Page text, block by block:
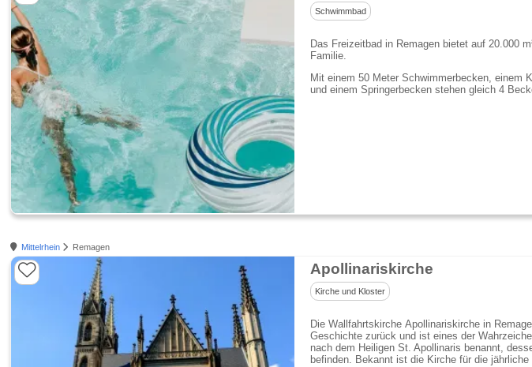
Schwimmbad
Das Freizeitbad in Remagen bietet auf 20.000
Familie.
Mit einem 50 Meter Schwimmerbecken, einem
und einem Springerbecken stehen gleich 4
Mittelrhein Remagen
Apollinariskirche
Kirche und Kloster
Die Wallfahrtskirche Apollinariskirche in
Geschichte zurück und ist eines der
nach dem Heiligen St. Apollinaris benannt,
befinden. Bekannt ist die Kirche für die